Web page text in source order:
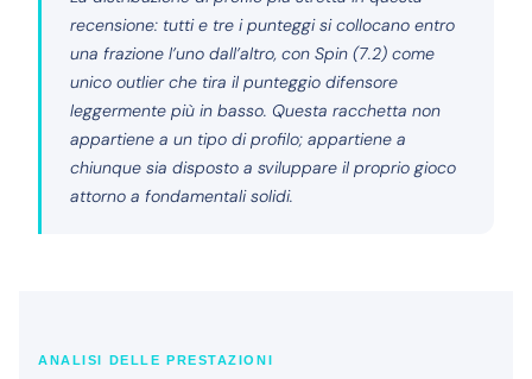
recensione: tutti e tre i punteggi si collocano entro
una frazione l’uno dall’altro, con Spin (7.2) come
unico outlier che tira il punteggio difensore
leggermente più in basso. Questa racchetta non
appartiene a un tipo di profilo; appartiene a
chiunque sia disposto a sviluppare il proprio gioco
attorno a fondamentali solidi.
ANALISI DELLE PRESTAZIONI